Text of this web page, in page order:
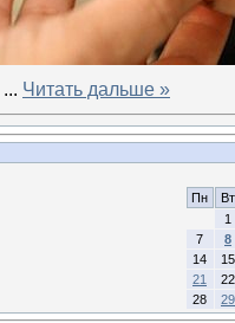
... Читать дальше »
Пн
Вт
1
7
8
14
15
21
22
28
29